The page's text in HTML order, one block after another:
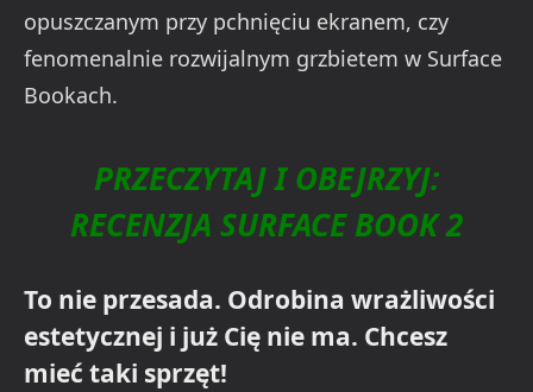
opuszczanym przy pchnięciu ekranem, czy
fenomenalnie rozwijalnym grzbietem w Surface
Bookach.
PRZECZYTAJ I OBEJRZYJ:
RECENZJA SURFACE BOOK 2
To nie przesada. Odrobina wrażliwości
estetycznej i już Cię nie ma. Chcesz
mieć taki sprzęt!